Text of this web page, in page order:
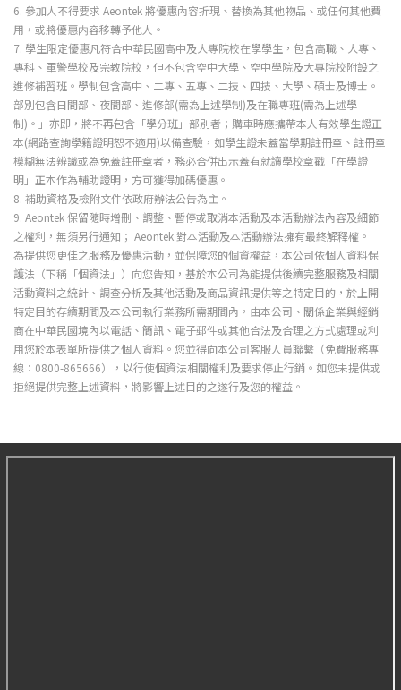
6. 參加人不得要求 Aeontek 將優惠內容折現、替換為其他物品、或任何其他費
用，或將優惠内容移轉予他人。
7. 學生限定優惠凡符合中華民國高中及大專院校在學學生，包含高職、大專、
專科、軍警學校及宗教院校，但不包含空中大學、空中學院及大專院校附設之
進修補習班。學制包含高中、二專、五專、二技、四技、大學、碩士及博士。
部別包含日間部、夜間部、進修部(需為上述學制)及在職專班(需為上述學
制)。」亦即，將不再包含「學分班」部別者；購車時應攜帶本人有效學生證正
本(網路查詢學籍證明恕不適用)以備查驗，如學生證未蓋當學期註冊章、註冊章
模糊無法辨識或為免蓋註冊章者，務必合併出示蓋有就讀學校章戳「在學證
明」正本作為輔助證明，方可獲得加碼優惠。
8. 補助資格及檢附文件依政府辦法公告為主。
9. Aeontek 保留隨時增刪、調整、暫停或取消本活動及本活動辦法內容及細節
之權利，無須另行通知； Aeontek 對本活動及本活動辦法擁有最終解釋權。
為提供您更佳之服務及優惠活動，並保障您的個資權益，本公司依個人資料保
護法（下稱「個資法」）向您告知，基於本公司為能提供後續完整服務及相關
活動資料之統計、調查分析及其他活動及商品資訊提供等之特定目的，於上開
特定目的存續期間及本公司執行業務所需期間內，由本公司、關係企業與經銷
商在中華民國境內以電話、簡訊、電子郵件或其他合法及合理之方式處理或利
用您於本表單所提供之個人資料。您並得向本公司客服人員聯繫（免費服務專
線：0800-865666），以行使個資法相關權利及要求停止行銷。如您未提供或
拒絕提供完整上述資料，將影響上述目的之遂行及您的權益。